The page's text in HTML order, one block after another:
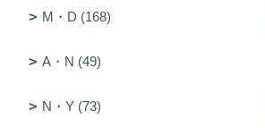
M・D (168)
A・N (49)
N・Y (73)